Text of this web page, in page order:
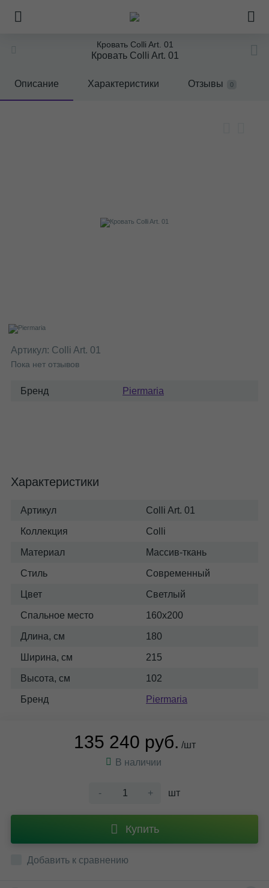
Кровать Colli Art. 01
Кровать Colli Art. 01
Описание Характеристики Отзывы 0
Артикул: Colli Art. 01
Пока нет отзывов
Бренд Piermaria
Характеристики
Артикул Colli Art. 01
Коллекция Colli
Материал Массив-ткань
Стиль Современный
Цвет Светлый
Спальное место 160x200
Длина, см 180
Ширина, см 215
Высота, см 102
Бренд Piermaria
135 240 руб. /шт
В наличии
- + шт
Купить
Добавить к сравнению